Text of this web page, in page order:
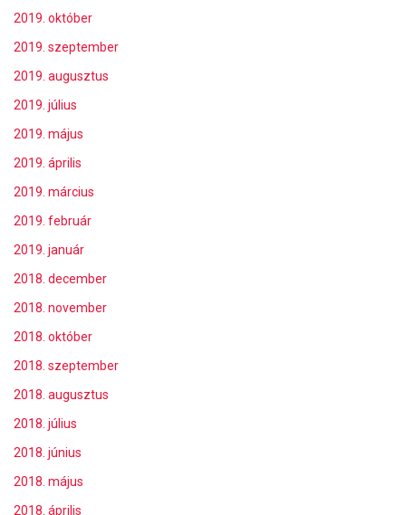
2019. október
2019. szeptember
2019. augusztus
2019. július
2019. május
2019. április
2019. március
2019. február
2019. január
2018. december
2018. november
2018. október
2018. szeptember
2018. augusztus
2018. július
2018. június
2018. május
2018. április